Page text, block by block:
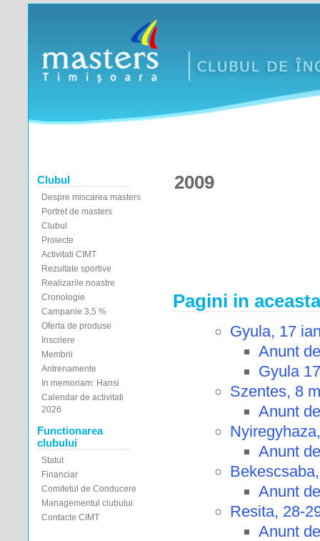
2009
Pagini in
Gyula, 17
Anunt
Gyula
Szentes, 8
Anunt
Anunt
Anunt
Resita, 28-
Anunt
Clubul
Despre miscarea masters
Portret de masters
Clubul
Proiecte
Activitati CIMT
Rezultate sportive
Realizarile noastre
Cronologie
Campanie 3,5 %
Oferta de produse
Inscriere
Membrii
Antrenamente
In memoriam: Hansi
Calendar de activitati
2026
Functionarea
clubului
Statut
Financiar
Comitetul de Conducere
Managementul clubului
Contacte CIMT